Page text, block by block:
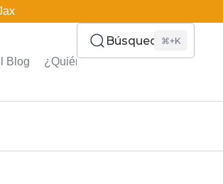
Blog ¿Quiénes Somos?
Búsqueda⌘+K